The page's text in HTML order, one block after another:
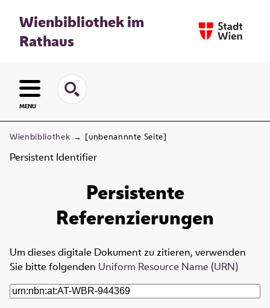
Wienbibliothek im
Rathaus
MENU
Wienbibliothek → [unbenannnte Seite]
Persistent Identifier
Persistente
Referenzierungen
Um dieses digitale Dokument zu zitieren, verwenden
Sie bitte folgenden Uniform Resource Name (URN)